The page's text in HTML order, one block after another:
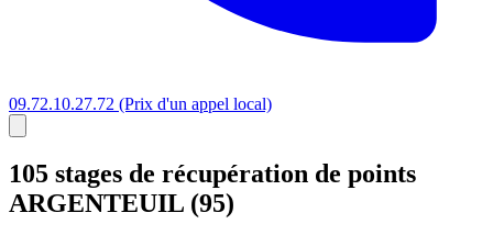
09.72.10.27.72 (Prix d'un appel local)
105 stages de récupération de points
ARGENTEUIL (95)